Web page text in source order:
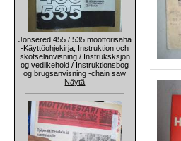
Jonsered 455 / 535 moottorisaha
-Käyttöohjekirja, Instruktion och
skötselanvisning / Instruksksjon
og vedlikehold / Instruktionsbog
og brugsanvisning -chain saw
Näytä